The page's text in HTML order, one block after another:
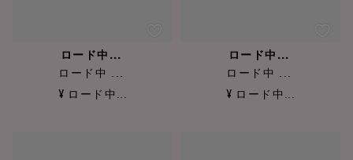
ロード中...
ロード中 ...
¥ ロード中...
ロード中...
ロード中 ...
¥ ロード中...